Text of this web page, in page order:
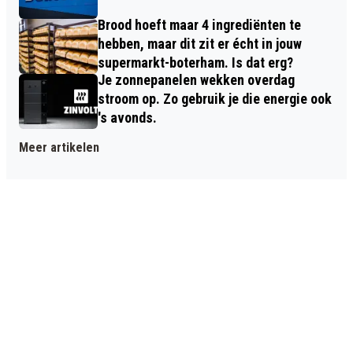
Brood hoeft maar 4 ingrediënten te
hebben, maar dit zit er écht in jouw
supermarkt-boterham. Is dat erg?
Je zonnepanelen wekken overdag
stroom op. Zo gebruik je die energie ook
's avonds.
Meer artikelen